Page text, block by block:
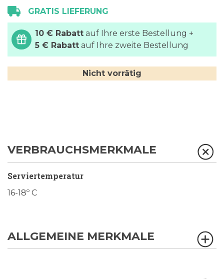
der
Bildgalerie
springen
GRATIS LIEFERUNG
10 € Rabatt auf Ihre erste Bestellung +
5 € Rabatt auf Ihre zweite Bestellung
Nicht vorrätig
VERBRAUCHSMERKMALE
Serviertemperatur
16-18º C
ALLGEMEINE MERKMALE